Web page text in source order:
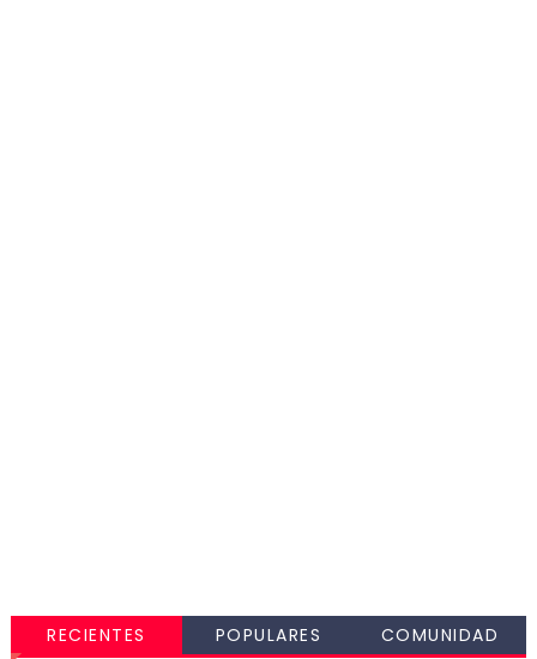
RECIENTES POPULARES COMUNIDAD